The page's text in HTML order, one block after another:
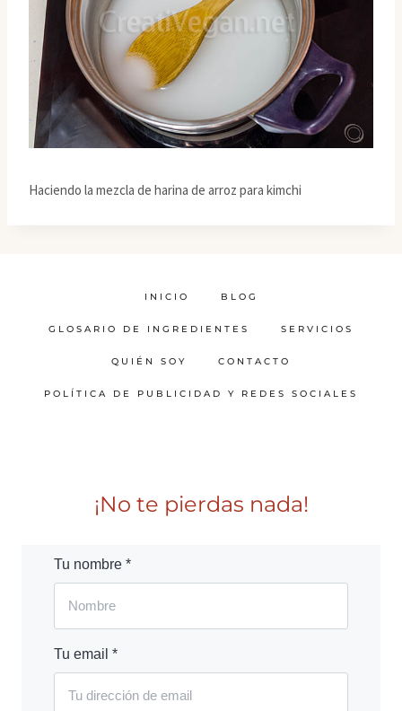
Haciendo la mezcla de harina de arroz para kimchi
INICIO BLOG
GLOSARIO DE INGREDIENTES SERVICIOS
QUIÉN SOY CONTACTO
POLÍTICA DE PUBLICIDAD Y REDES SOCIALES
¡No te pierdas nada!
Tu nombre *
Tu email *